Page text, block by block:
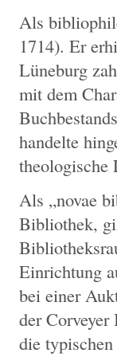
Als
1714). Er
Lüneburg
mit dem
handelte
theologische
Als „novae
Bibliothek,
Einrichtung
bei einer
der
die